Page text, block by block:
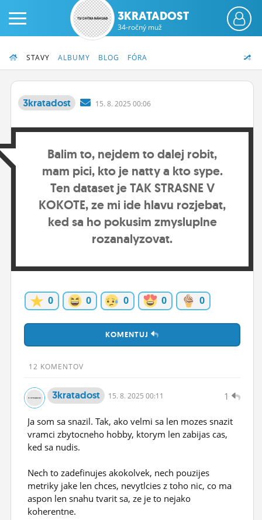
ČINŽIAK
FÓRUM
STATUSY
BLOGY
ĽUDIA
MÔJ PROFIL
NASTAVENIA
ROLETA
3KRATADOST
34-ročný muž
STAVY ALBUMY BLOG FÓRA
3kratadost 15. 8. 2025 00:06
Balim to, nejdem to dalej robit,
mam pici, kto je natty a kto sype.
Ten dataset je TAK STRASNE V
KOKOTE, ze mi ide hlavu rozjebat,
ked sa ho pokusim zmysluplne
rozanalyzovat.
0 0 0 0 0
KOMENTUJ
12 KOMENTOV
1
3kratadost 15. 8. 2025 00:11
Ja som sa snazil. Tak, ako velmi sa len mozes snazit
vramci zbytocneho hobby, ktorym len zabijas cas,
ked sa nudis.
Nech to zadefinujes akokolvek, nech pouzijes
metriky jake len chces, nevytlcies z toho nic, co ma
aspon len snahu tvarit sa, ze je to nejako
koherentne.